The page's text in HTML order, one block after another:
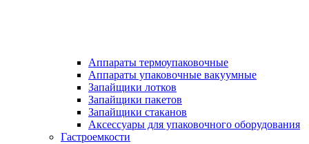
Аппараты термоупаковочные
Аппараты упаковочные вакуумные
Запайщики лотков
Запайщики пакетов
Запайщики стаканов
Аксессуары для упаковочного оборудования
Гастроемкости